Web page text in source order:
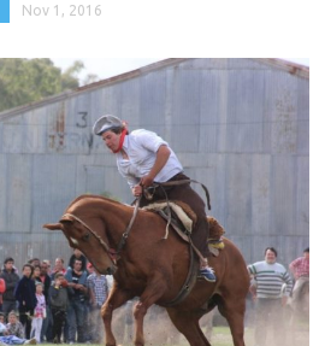
Nov 1, 2016